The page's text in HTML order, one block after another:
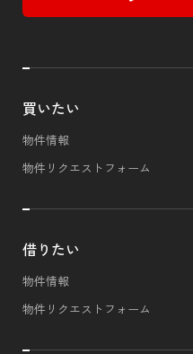
買いたい
物件情報
物件リクエストフォーム
借りたい
物件情報
物件リクエストフォーム